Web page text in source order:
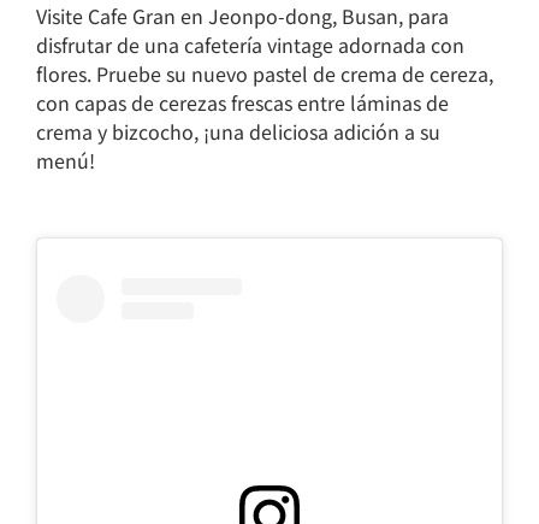
Visite Cafe Gran en Jeonpo-dong, Busan, para
disfrutar de una cafetería vintage adornada con
flores. Pruebe su nuevo pastel de crema de cereza,
con capas de cerezas frescas entre láminas de
crema y bizcocho, ¡una deliciosa adición a su
menú!